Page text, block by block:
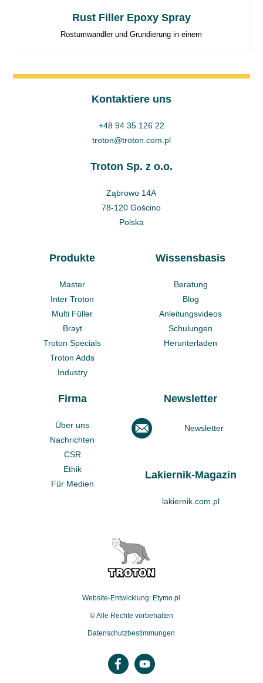
Rust Filler Epoxy Spray
Rostumwandler und Grundierung in einem
Kontaktiere uns
+48 94 35 126 22
troton@troton.com.pl
Troton Sp. z o.o.
Ząbrowo 14A
78-120 Gościno
Polska
Produkte
Master
Inter Troton
Multi Füller
Brayt
Troton Specials
Troton Adds
Industry
Wissensbasis
Beratung
Blog
Anleitungsvideos
Schulungen
Herunterladen
Firma
Über uns
Nachrichten
CSR
Ethik
Für Medien
Newsletter
Newsletter
Lakiernik-Magazin
lakiernik.com.pl
Website-Entwicklung: Etymo.pl
© Alle Rechte vorbehalten
Datenschutzbestimmungen